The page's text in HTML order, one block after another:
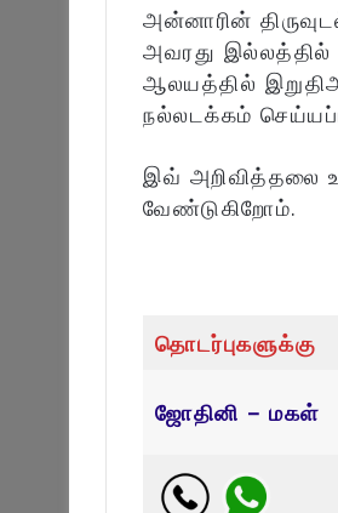
அன்னாரின்
அவரது இல்லத்தில்
ஆலயத்தில்
நல்லடக்கம்
இவ் அறிவித்தலை
வேண்டுகிறோம்.
தொடர்புகளுக்கு
ஜோதினி – மகள்